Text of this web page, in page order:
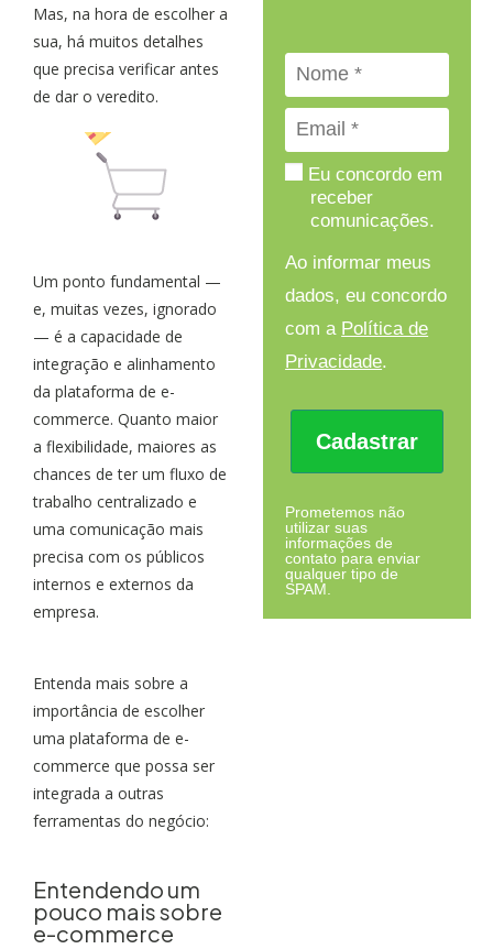
Mas, na hora de escolher a
sua, há muitos detalhes
que precisa verificar antes
de dar o veredito.
Um ponto fundamental —
e, muitas vezes, ignorado
— é a capacidade de
integração e alinhamento
da plataforma de e-
commerce. Quanto maior
a flexibilidade, maiores as
chances de ter um fluxo de
trabalho centralizado e
uma comunicação mais
precisa com os públicos
internos e externos da
empresa.
Entenda mais sobre a
importância de escolher
uma plataforma de e-
commerce que possa ser
integrada a outras
ferramentas do negócio:
Entendendo um
pouco mais sobre
e-commerce
Eu concordo em
receber
comunicações.
Ao informar meus
dados, eu concordo
com a Política de
Privacidade.
Cadastrar
Prometemos não
utilizar suas
informações de
contato para enviar
qualquer tipo de
SPAM.